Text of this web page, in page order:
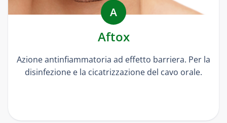
A
Aftox
Azione antinfiammatoria ad effetto barriera. Per la
disinfezione e la cicatrizzazione del cavo orale.